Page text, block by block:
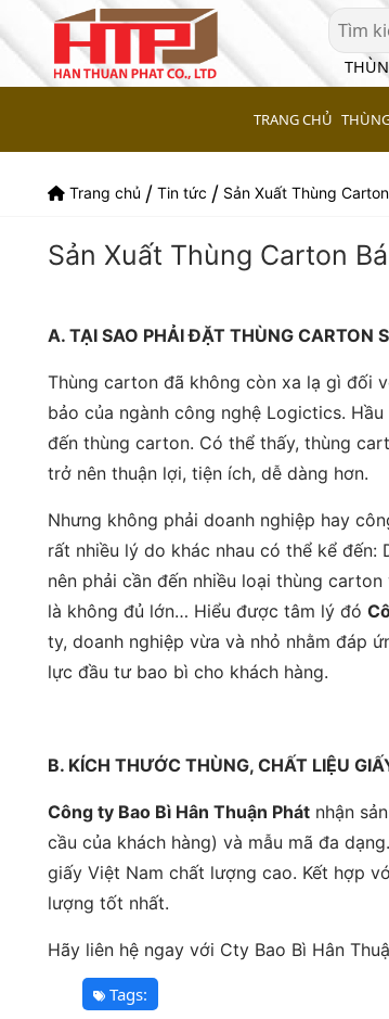
TRANG CHỦ
Trang chủ / Tin tức / Sản Xuất Thùng
Sản Xuất Thùng Carton
A. TẠI SAO PHẢI ĐẶT THÙNG CARTON
Thùng carton đã không còn xa lạ gì đối
bảo của ngành công nghệ Logictics.
đến thùng carton. Có thể thấy, thùng
trở nên thuận lợi, tiện ích, dễ dàng hơn.
Nhưng không phải doanh nghiệp hay
rất nhiều lý do khác nhau có thể kể đến:
nên phải cần đến nhiều loại thùng
là không đủ lớn… Hiểu được tâm lý đó
ty, doanh nghiệp vừa và nhỏ nhằm đáp
lực đầu tư bao bì cho khách hàng.
B. KÍCH THƯỚC THÙNG, CHẤT LIỆU
Công ty Bao Bì Hân Thuận Phát nhận
cầu của khách hàng) và mẫu mã đa
giấy Việt Nam chất lượng cao. Kết hợp
lượng tốt nhất.
Hãy liên hệ ngay với Cty Bao Bì Hân
Tags: